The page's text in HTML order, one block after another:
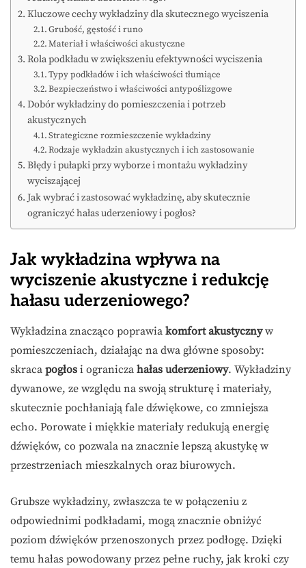
Kluczowe cechy wykładziny dla skutecznego wyciszenia
Grubość, gęstość i runo
Materiał i właściwości akustyczne
Rola podkładu w zwiększeniu efektywności wyciszenia
Typy podkładów i ich właściwości tłumiące
Bezpieczeństwo i właściwości antypoślizgowe
Dobór wykładziny do pomieszczenia i potrzeb
akustycznych
Strategiczne rozmieszczenie wykładziny
Rodzaje wykładzin akustycznych i ich zastosowanie
Błędy i pułapki przy wyborze i montażu wykładziny
wyciszającej
Jak wybrać i zastosować wykładzinę, aby skutecznie
ograniczyć hałas uderzeniowy i pogłos?
Jak wykładzina wpływa na
wyciszenie akustyczne i redukcję
hałasu uderzeniowego?
Wykładzina znacząco poprawia komfort akustycznyw
pomieszczeniach, działając na dwa główne sposoby:
skraca pogłos i ogranicza hałas uderzeniowy. Wykładziny
dywanowe, ze względu na swoją strukturę i materiały,
skutecznie pochłaniają fale dźwiękowe, co zmniejsza
echo. Porowate i miękkie materiały redukują energię
dźwięków, co pozwala na znacznie lepszą akustykę w
przestrzeniach mieszkalnych oraz biurowych.
Grubsze wykładziny, zwłaszcza te w połączeniu z
odpowiednimi podkładami, mogą znacznie obniżyć
poziom dźwięków przenoszonych przez podłogę. Dzięki
temu hałas powodowany przez pełne ruchy, jak kroki czy